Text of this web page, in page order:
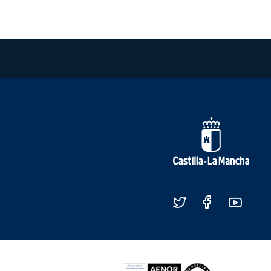
Redes sociales JCCM